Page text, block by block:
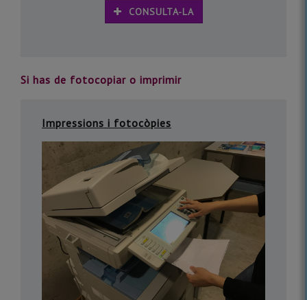
CONSULTA-LA
Si has de fotocopiar o imprimir
Impressions i fotocòpies